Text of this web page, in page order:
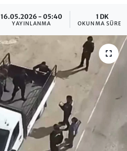
16.05.2026 - 05:40
YAYINLANMA
1 DK
OKUNMA SÜRESI